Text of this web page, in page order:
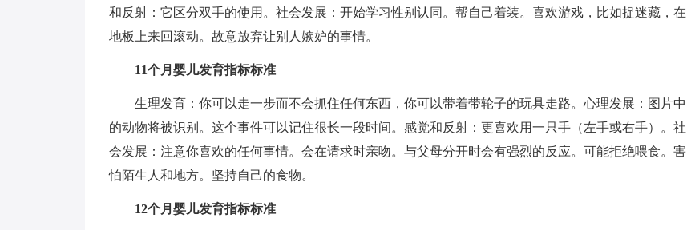
和反射：它区分双手的使用。社会发展：开始学习性别认同。帮自己着装。喜欢游戏，比如捉迷藏，在
地板上来回滚动。故意放弃让别人嫉妒的事情。
11个月婴儿发育指标标准
生理发育：你可以走一步而不会抓住任何东西，你可以带着带轮子的玩具走路。心理发展：图片中
的动物将被识别。这个事件可以记住很长一段时间。感觉和反射：更喜欢用一只手（左手或右手）。社
会发展：注意你喜欢的任何事情。会在请求时亲吻。与父母分开时会有强烈的反应。可能拒绝喂食。害
怕陌生人和地方。坚持自己的食物。
12个月婴儿发育指标标准